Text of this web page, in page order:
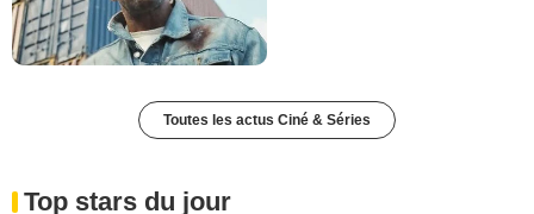
Toutes les actus Ciné & Séries
Top stars du jour